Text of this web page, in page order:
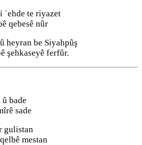
te riyazet
qebesê nûr
heyran be Siyahpûş
şehkaseyê ferfûr.
bade
sade
gulistan
mestan